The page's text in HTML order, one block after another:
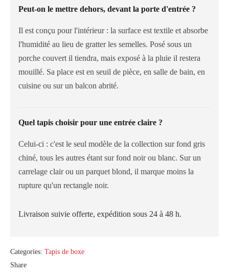
Peut-on le mettre dehors, devant la porte d'entrée ?
Il est conçu pour l'intérieur : la surface est textile et absorbe
l'humidité au lieu de gratter les semelles. Posé sous un
porche couvert il tiendra, mais exposé à la pluie il restera
mouillé. Sa place est en seuil de pièce, en salle de bain, en
cuisine ou sur un balcon abrité.
Quel tapis choisir pour une entrée claire ?
Celui-ci : c'est le seul modèle de la collection sur fond gris
chiné, tous les autres étant sur fond noir ou blanc. Sur un
carrelage clair ou un parquet blond, il marque moins la
rupture qu'un rectangle noir.
Livraison suivie offerte, expédition sous 24 à 48 h.
Categories: Tapis de boxe
Share